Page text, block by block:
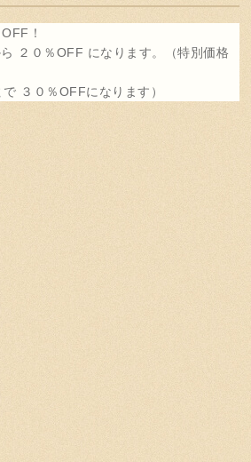
！
２０％OFF になります。（特別価格
３０％OFFになります）